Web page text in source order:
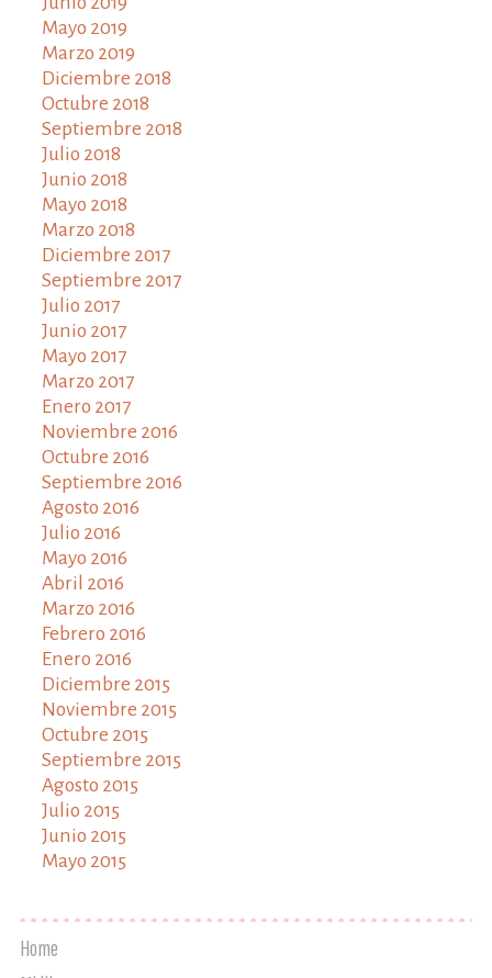
Mayo 2019
Marzo 2019
Diciembre 2018
Octubre 2018
Septiembre 2018
Julio 2018
Junio 2018
Mayo 2018
Marzo 2018
Diciembre 2017
Septiembre 2017
Julio 2017
Junio 2017
Mayo 2017
Marzo 2017
Enero 2017
Noviembre 2016
Octubre 2016
Septiembre 2016
Agosto 2016
Julio 2016
Mayo 2016
Abril 2016
Marzo 2016
Febrero 2016
Enero 2016
Diciembre 2015
Noviembre 2015
Octubre 2015
Septiembre 2015
Agosto 2015
Julio 2015
Junio 2015
Mayo 2015
Home